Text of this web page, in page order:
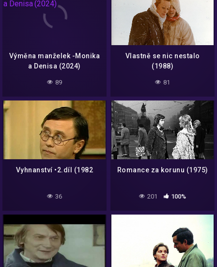
Výměna manželek -Monika
a Denisa (2024)
89
Vlastně se nic nestalo
(1988)
81
Vyhnanství •2.díl (1982
36
Romance za korunu (1975)
201 100%